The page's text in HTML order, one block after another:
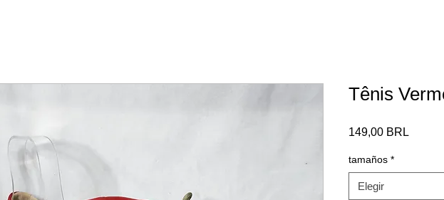
Tênis
149,00 BRL
tamaños *
Elegir